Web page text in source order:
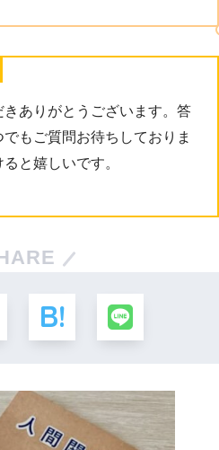
ありがとうございます。答
もご質問お待ちしておりま
と嬉しいです。